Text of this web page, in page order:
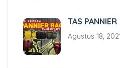
TAS PANNIER
Agustus 18,